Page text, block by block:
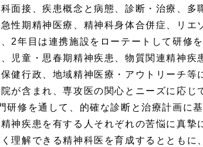
面接、疾患概念と病態、診断・治療、多
性期精神医療、精神科身体合併症、リエ
2年目は連携施設をローテートして研修を
児童・思春期精神疾患、物質関連精神疾
健行政、地域精神医療・アウトリーチ等
が含まれ、専攻医の関心とニーズに応じ
修を通して、的確な診断と治療計画に
神疾患を有する人それぞれの苦悩に真摯
理解できる精神科医を育成するとともに